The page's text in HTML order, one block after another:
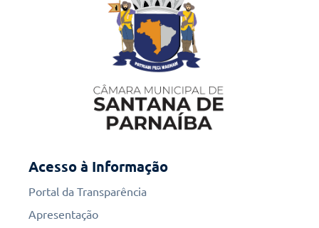
Acesso à Informação
Portal da Transparência
Apresentação